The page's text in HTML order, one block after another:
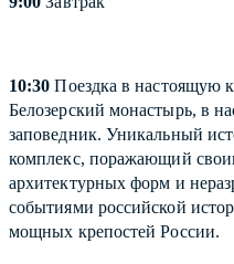
10:30 Поездка в настоящую
Белозерский монастырь, в
заповедник. Уникальный
комплекс, поражающий
архитектурных форм и
событиями российской
мощных крепостей России.